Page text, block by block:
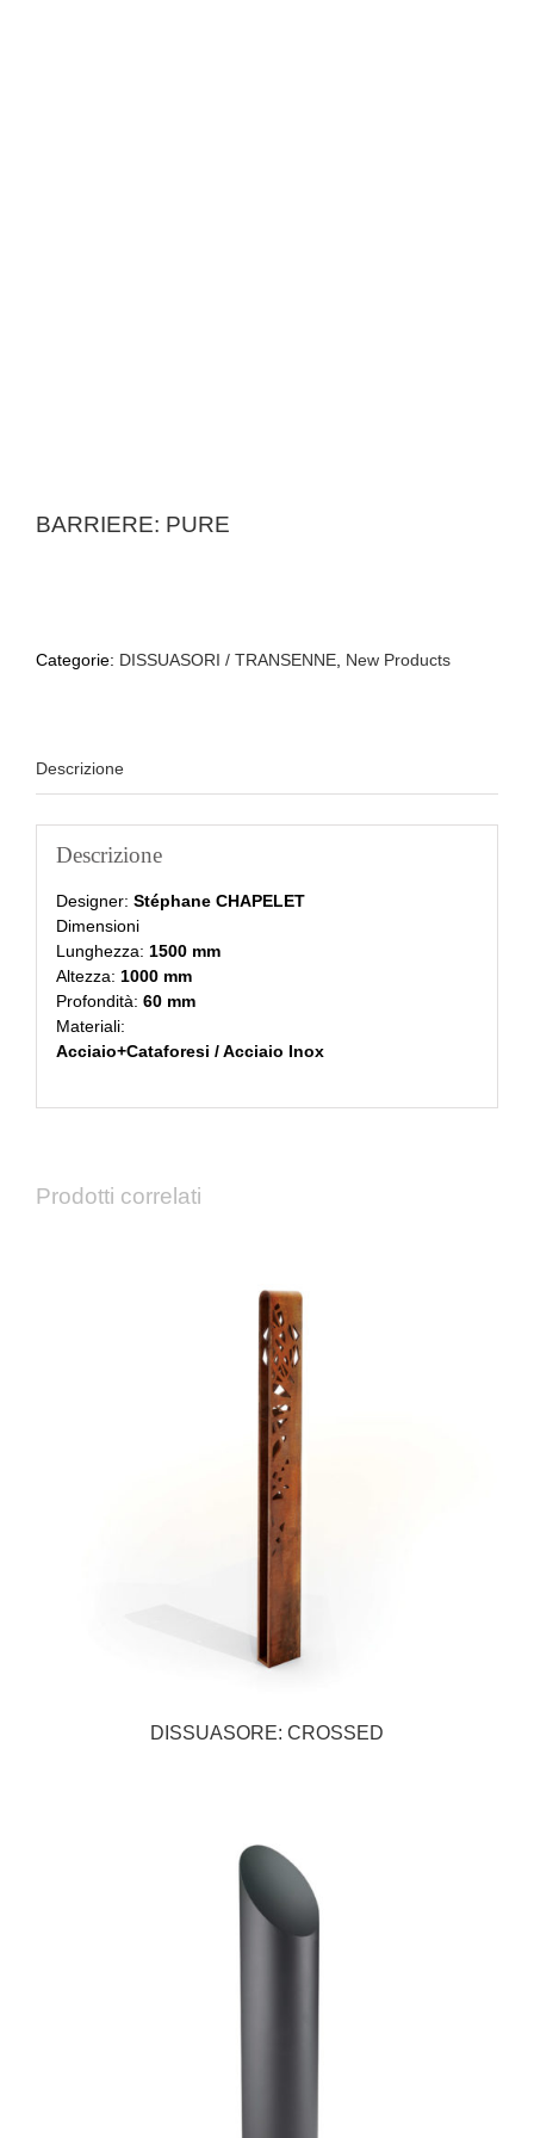
BARRIERE: PURE
Categorie: DISSUASORI / TRANSENNE New Products
Descrizione
Descrizione
Designer: Stéphane CHAPELET
Dimensioni
Lunghezza: 1500 mm
Altezza: 1000 mm
Profondità: 60 mm
Materiali:
Acciaio+Cataforesi / Acciaio Inox
Prodotti correlati
DISSUASORE: CROSSED